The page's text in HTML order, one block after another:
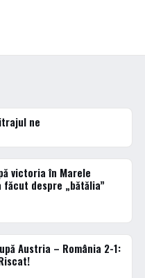
ne
victoria în Marele
despre „bătălia”
Austria – România 2-1: